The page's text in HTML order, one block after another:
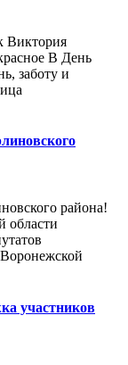
Виктория
В День
заботу и
района!
области
участников